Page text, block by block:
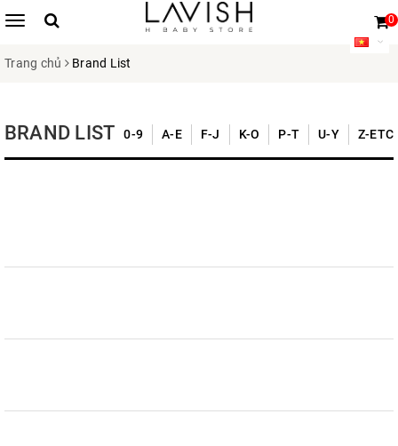
0
Trang chủ Brand List
BRAND LIST 0-9 A-E F-J K-O P-T U-Y Z-ETC